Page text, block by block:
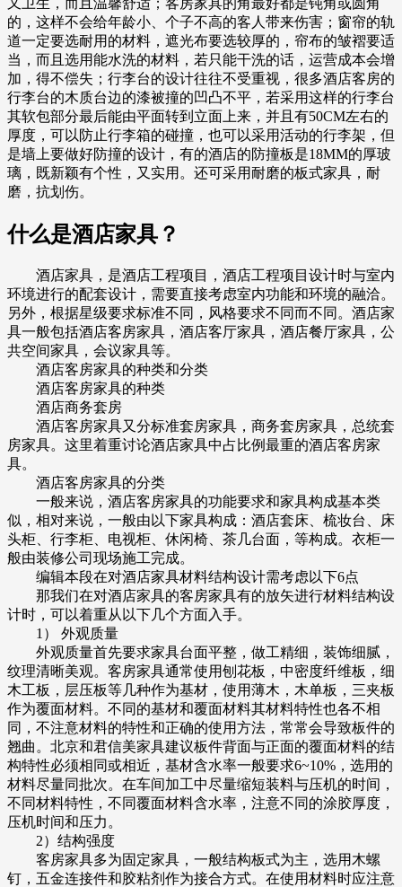
又卫生，而且温馨舒适；客房家具的角最好都是钝角或圆角
的，这样不会给年龄小、个子不高的客人带来伤害；窗帘的轨
道一定要选耐用的材料，遮光布要选较厚的，帘布的皱褶要适
当，而且选用能水洗的材料，若只能干洗的话，运营成本会增
加，得不偿失；行李台的设计往往不受重视，很多酒店客房的
行李台的木质台边的漆被撞的凹凸不平，若采用这样的行李台
其软包部分最后能由平面转到立面上来，并且有50CM左右的
厚度，可以防止行李箱的碰撞，也可以采用活动的行李架，但
是墙上要做好防撞的设计，有的酒店的防撞板是18MM的厚玻
璃，既新颖有个性，又实用。还可采用耐磨的板式家具，耐
磨，抗划伤。
什么是酒店家具？
酒店家具，是酒店工程项目，酒店工程项目设计时与室内
环境进行的配套设计，需要直接考虑室内功能和环境的融洽。
另外，根据星级要求标准不同，风格要求不同而不同。酒店家
具一般包括酒店客房家具，酒店客厅家具，酒店餐厅家具，公
共空间家具，会议家具等。
酒店客房家具的种类和分类
酒店客房家具的种类
酒店商务套房
酒店客房家具又分标准套房家具，商务套房家具，总统套
房家具。这里着重讨论酒店家具中占比例最重的酒店客房家
具。
酒店客房家具的分类
一般来说，酒店客房家具的功能要求和家具构成基本类
似，相对来说，一般由以下家具构成：酒店套床、梳妆台、床
头柜、行李柜、电视柜、休闲椅、茶几台面，等构成。衣柜一
般由装修公司现场施工完成。
编辑本段在对酒店家具材料结构设计需考虑以下6点
那我们在对酒店家具的客房家具有的放矢进行材料结构设
计时，可以着重从以下几个方面入手。
1） 外观质量
外观质量首先要求家具台面平整，做工精细，装饰细腻，
纹理清晰美观。客房家具通常使用刨花板，中密度纤维板，细
木工板，层压板等几种作为基材，使用薄木，木单板，三夹板
作为覆面材料。不同的基材和覆面材料其材料特性也各不相
同，不注意材料的特性和正确的使用方法，常常会导致板件的
翘曲。北京和君信美家具建议板件背面与正面的覆面材料的结
构特性必须相同或相近，基材含水率一般要求6~10%，选用的
材料尽量同批次。在车间加工中尽量缩短装料与压机的时间，
不同材料特性，不同覆面材料含水率，注意不同的涂胶厚度，
压机时间和压力。
2）结构强度
客房家具多为固定家具，一般结构板式为主，选用木螺
钉，五金连接件和胶粘剂作为接合方式。在使用材料时应注意